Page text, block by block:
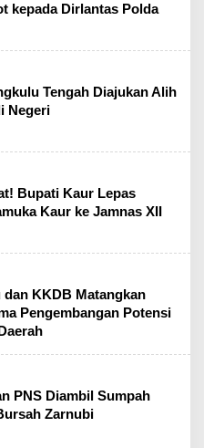
kepada Dirlantas Polda
Tengah Diajukan Alih
Negeri
Bupati Kaur Lepas
Kaur ke Jamnas XII
dan KKDB Matangkan
Pengembangan Potensi
PNS Diambil Sumpah
Zarnubi